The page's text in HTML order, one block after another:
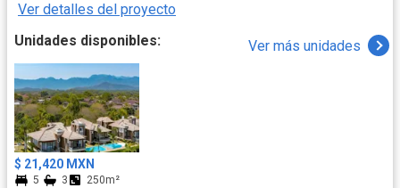
Ver detalles del proyecto
Unidades disponibles:
Ver más unidades
$ 21,420 MXN
5 3
250m²